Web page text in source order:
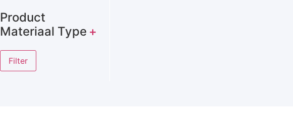
Product
Materiaal Type +
Filter